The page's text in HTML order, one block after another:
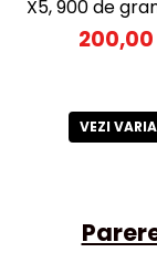
X5, 900 de
200,00
VEZI